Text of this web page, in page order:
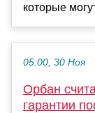
которые
05:00, 30 Ноя
Орбан
гарантии